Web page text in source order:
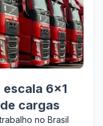
6x1
cargas
no Brasil